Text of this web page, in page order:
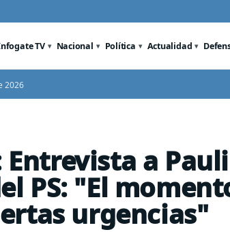
TV Nacional Política Actualidad
2026
Entrevista a
PS: "El
urgencias"